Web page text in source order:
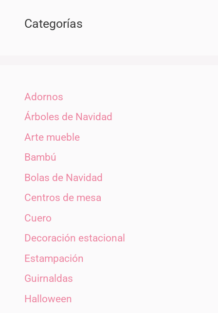
Categorías
Adornos
Árboles de Navidad
Arte mueble
Bambú
Bolas de Navidad
Centros de mesa
Cuero
Decoración estacional
Estampación
Guirnaldas
Halloween